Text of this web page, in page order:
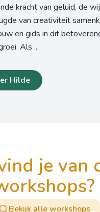
kracht van geluid, de
van creativiteit
en gids in dit
Als ...
Hilde
Bekijk alle workshops